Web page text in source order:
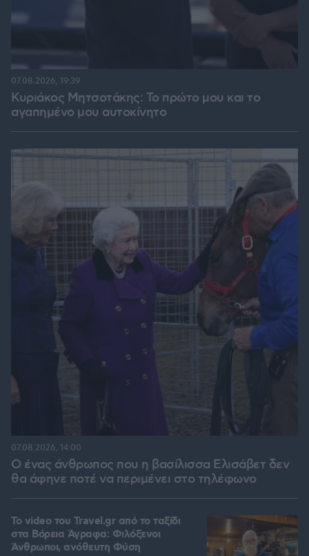
Κυριάκος Μητσοτάκης: Το πρώτο μου και το
αγαπημένο μου αυτοκίνητο
07.08.2026, 19:39
Ο ένας άνθρωπος που η βασίλισσα Ελισάβετ δεν
θα άφηνε ποτέ να περιμένει στο τηλέφωνο
07.08.2026, 14:00
To video του Travel.gr από το ταξίδι
στα Βόρεια Άγραφα: Φιλόξενοι
Άνθρωποι, ανόθευτη Φύση